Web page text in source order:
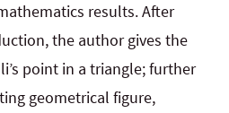
results. After
the author gives the
point in a triangle; further
geometrical figure,